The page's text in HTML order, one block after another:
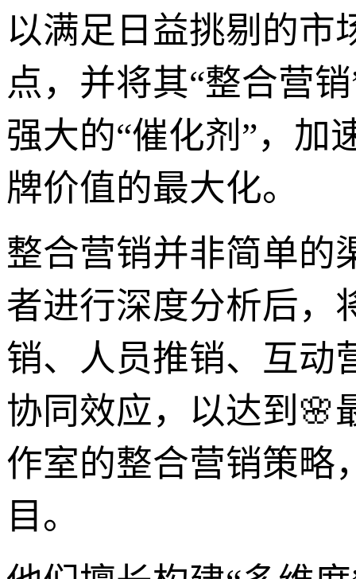
以满足日益挑剔的市
点，并将其“整合营
强大的“催化剂”，加
牌价值的最大化。
整合营销并非简单的
者进行深度分析后，
销、人员推销、互动
协同效应，以达到🌸
作室的整合营销策略
目。